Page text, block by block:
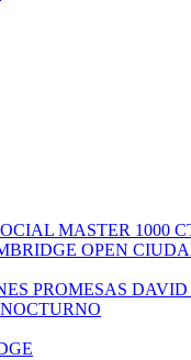
MASTER 1000
OPEN
PROMESAS DAVID